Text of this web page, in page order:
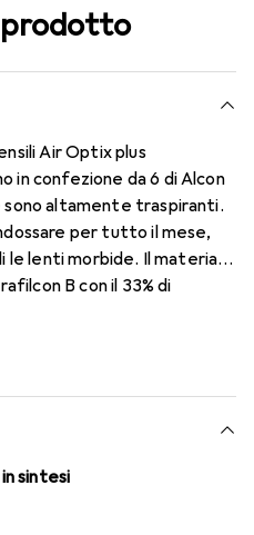
prodotto
Air Optix plus
in confezione da 6 di Alcon
altamente traspiranti.
per tutto il mese,
le lenti morbide. Il materiale
B con il 33% di
la rinomata tecnologia
e assenza di fastidi
mensili.
sintesi